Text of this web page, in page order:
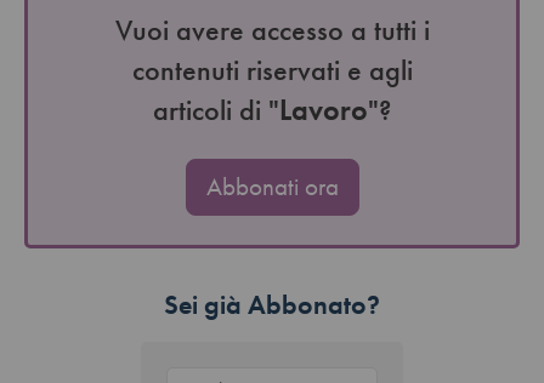
Vuoi avere accesso a tutti i
contenuti riservati e agli
articoli di "Lavoro"?
Abbonati ora
Sei già Abbonato?